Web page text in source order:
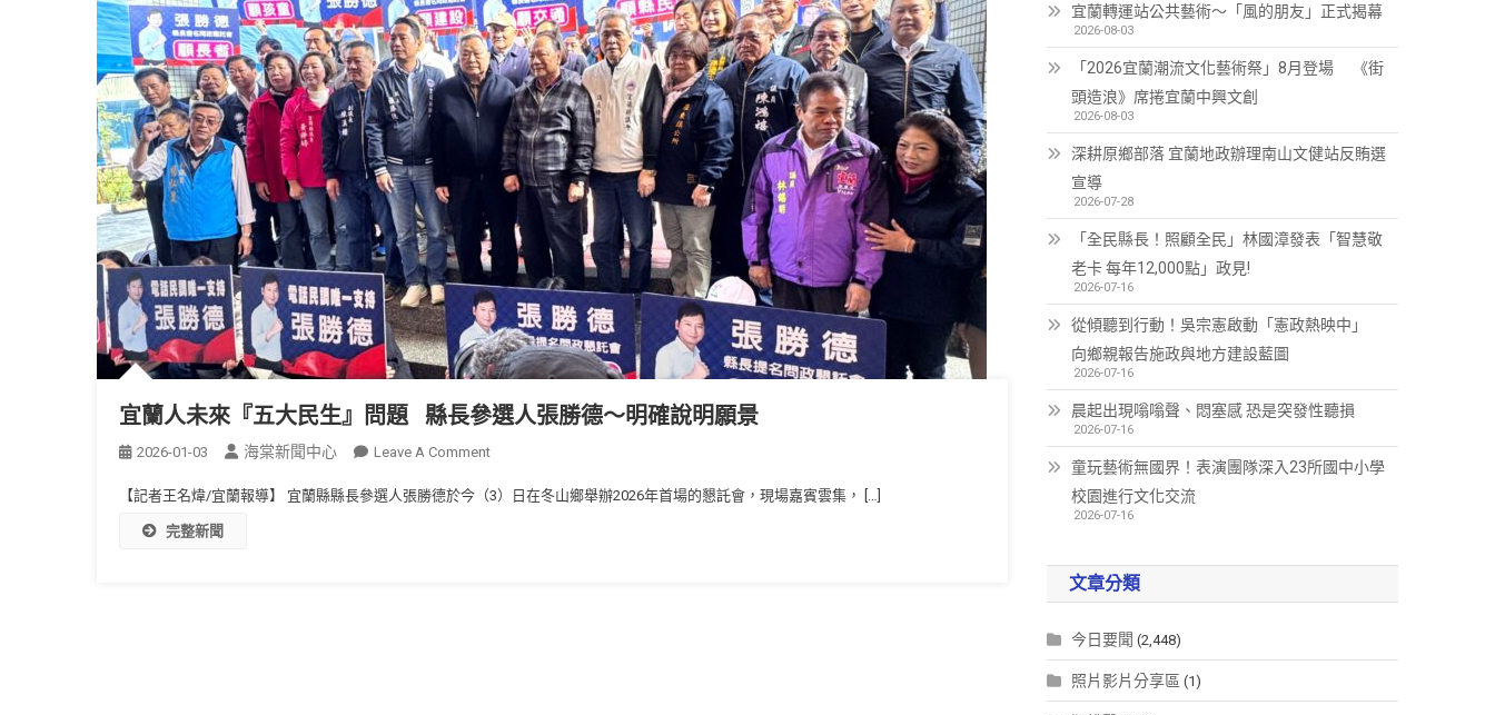
宜蘭人未來『五大民生』問題 縣長參選人張勝德～明確說明願景
2026-01-03 海棠新聞中心 Leave A Comment
【記者王名煒/宜蘭報導】 宜蘭縣縣長參選人張勝德於今（3）日在冬山鄉舉辦2026年首場的懇託會，現場嘉賓雲集， […]
完整新聞
宜蘭轉運站公共藝術～「風的朋友」正式揭幕
2026-08-03
「2026宜蘭潮流文化藝術祭」8月登場 《街
頭造浪》席捲宜蘭中興文創
2026-08-03
深耕原鄉部落 宜蘭地政辦理南山文健站反賄選
宣導
2026-07-28
「全民縣長！照顧全民」林國漳發表「智慧敬
老卡 每年12,000點」政見!
2026-07-16
從傾聽到行動！吳宗憲啟動「憲政熱映中」
向鄉親報告施政與地方建設藍圖
2026-07-16
晨起出現嗡嗡聲、悶塞感 恐是突發性聽損
2026-07-16
童玩藝術無國界！表演團隊深入23所國中小學
校園進行文化交流
2026-07-16
文章分類
今日要聞 (2,448)
照片影片分享區 (1)